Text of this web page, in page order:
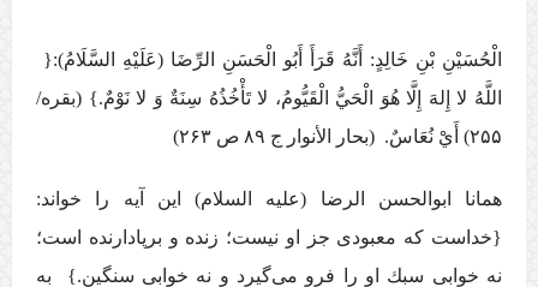
الْحُسَيْنِ بْنِ خَالِدٍ: أَنَّهُ قَرَأَ أَبُو الْحَسَنِ الرِّضَا (عَلَيْهِ السَّلَامُ):{ ‏
اللَّهُ لا إِلهَ إِلَّا هُوَ الْحَيُّ الْقَيُّومُ، لا تَأْخُذُهُ سِنَةٌ وَ لا نَوْمٌ.} (بقره/
۲۵۵) ‏أَيْ‏ نُعَاسٌ‏. (بحار الأنوار ج ‏۸۹ ص ۲۶۳)
همانا ابوالحسن الرضا (عليه السلام) اين آيه را خواند:
{خداست كه معبودى جز او نيست؛ زنده و برپادارنده است؛
نه خوابى سبك او را فرو مى‌گيرد و نه خوابى سنگین.} به